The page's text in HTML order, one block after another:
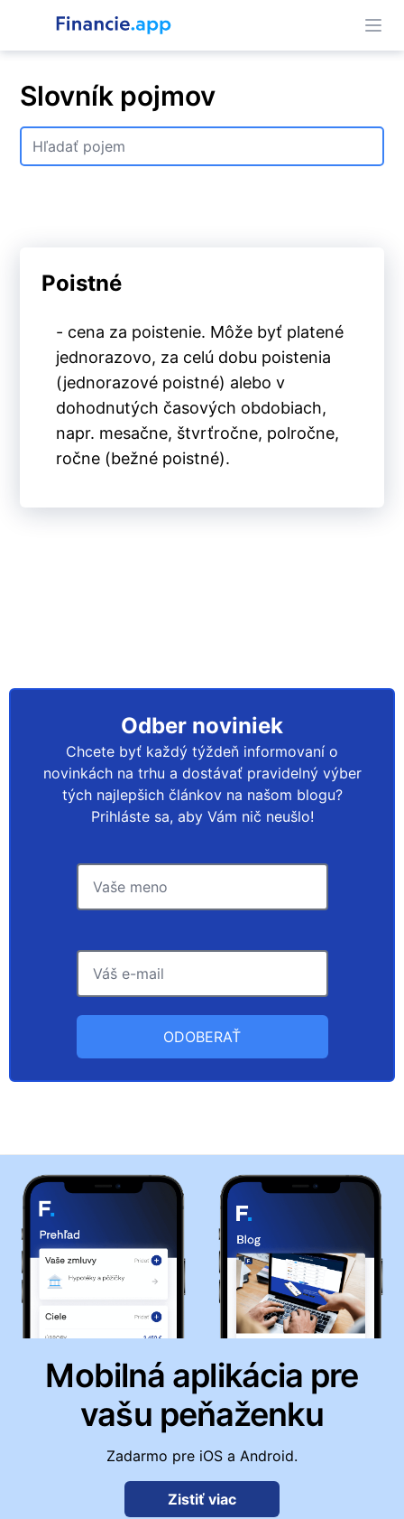
Slovník pojmov
Poistné
- cena za poistenie. Môže byť platené
jednorazovo, za celú dobu poistenia
(jednorazové poistné) alebo v
dohodnutých časových obdobiach,
napr. mesačne, štvrťročne, polročne,
ročne (bežné poistné).
Odber noviniek
Chcete byť každý týždeň informovaní o
novinkách na trhu a dostávať pravidelný výber
tých najlepšich článkov na našom blogu?
Prihláste sa, aby Vám nič neušlo!
ODOBERAŤ
Mobilná aplikácia pre
vašu peňaženku
Zadarmo pre iOS a Android.
Zistiť viac